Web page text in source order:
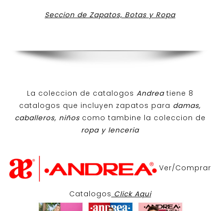
Seccion de Zapatos, Botas y Ropa
La coleccion de catalogos Andreatiene 8
catalogos que incluyen zapatos para damas,
caballeros, niños como tambine la coleccion de
ropa y lenceria
Ver/Comprar
Catalogos Click Aqui